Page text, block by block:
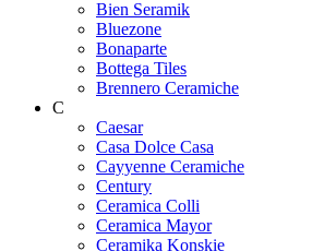
Bien Seramik
Bluezone
Bonaparte
Bottega Tiles
Brennero Ceramiche
C
Caesar
Casa Dolce Casa
Cayyenne Ceramiche
Century
Ceramica Colli
Ceramica Mayor
Ceramika Konskie